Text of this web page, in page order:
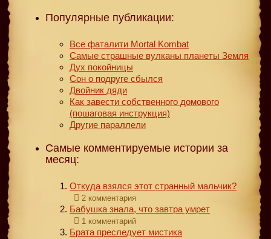
Популярные публикации:
Все фаталити Mortal Kombat
Самые страшные вулканы планеты Земля
Дух покойницы
Сон о подруге сбылся
Двойник дяди
Как завести собственного домового
(пошаговая инструкция)
Другие параллели
Самые комментируемые истории за
месяц:
Откуда взялся этот странный мальчик?
2 комментария
Бабушка знала, что завтра умрет
1 комментарий
Брата преследует мистика